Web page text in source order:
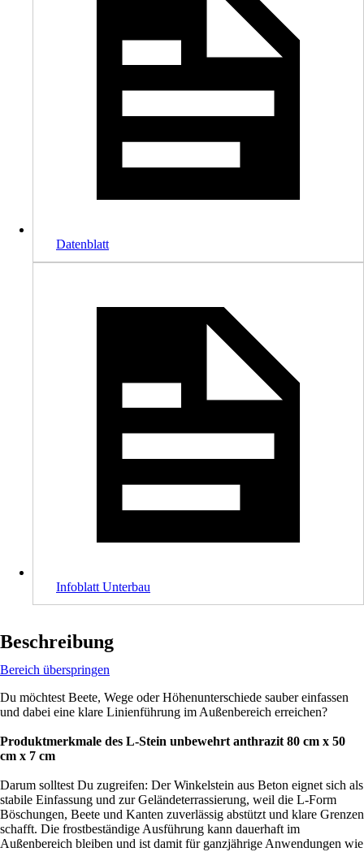
Datenblatt
Infoblatt Unterbau
Beschreibung
Bereich überspringen
Du möchtest Beete, Wege oder Höhenunterschiede sauber einfassen
und dabei eine klare Linienführung im Außenbereich erreichen?
Produktmerkmale des L-Stein unbewehrt anthrazit 80 cm x 50
cm x 7 cm
Darum solltest Du zugreifen: Der Winkelstein aus Beton eignet sich als
stabile Einfassung und zur Geländeterrassierung, weil die L-Form
Böschungen, Beete und Kanten zuverlässig abstützt und klare Grenzen
schafft. Die frostbeständige Ausführung kann dauerhaft im
Außenbereich bleiben und ist damit für ganzjährige Anwendungen wie